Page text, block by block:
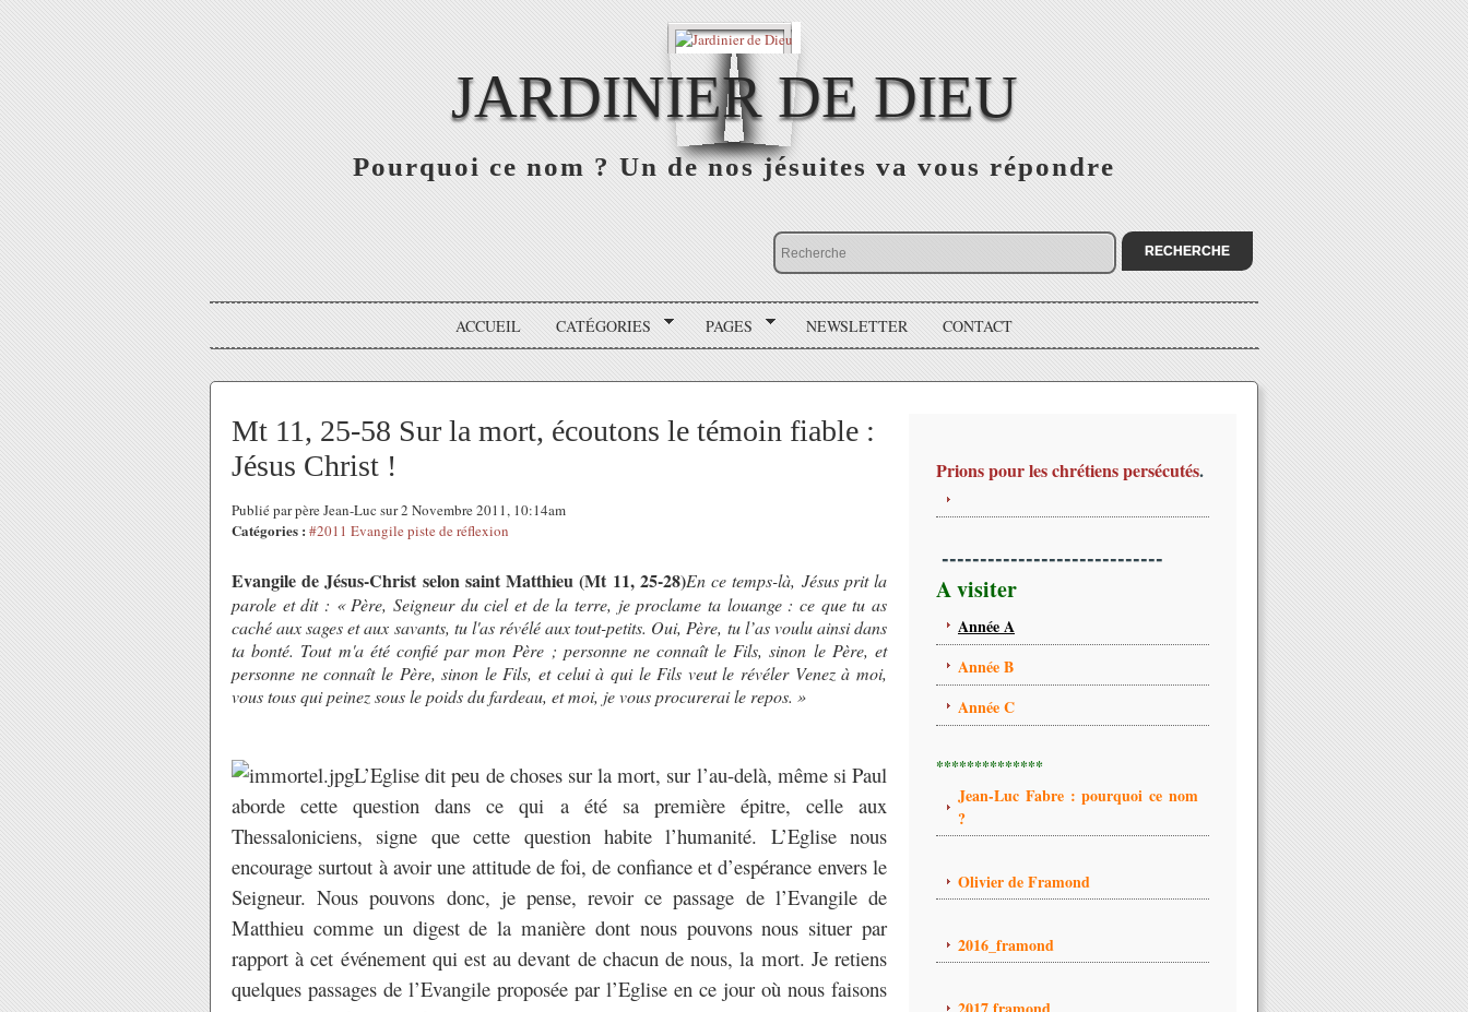
JARDINIER DE DIEU
Pourquoi ce nom ? Un de nos jésuites va vous répondre
ACCUEIL CATÉGORIES PAGES NEWSLETTER CONTACT
Mt 11, 25-58 Sur la mort, écoutons le témoin fiable :
Jésus Christ !
Publié par père Jean-Luc sur 2 Novembre 2011, 10:14am
Catégories : #2011 Evangile piste de réflexion
Evangile de Jésus-Christ selon saint Matthieu (Mt 11, 25-28)En ce temps-là, Jésus prit la
parole et dit : « Père, Seigneur du ciel et de la terre, je proclame ta louange : ce que tu as
caché aux sages et aux savants, tu l'as révélé aux tout-petits. Oui, Père, tu l’as voulu ainsi dans
ta bonté. Tout m'a été confié par mon Père ; personne ne connaît le Fils, sinon le Père, et
personne ne connaît le Père, sinon le Fils, et celui à qui le Fils veut le révéler Venez à moi,
vous tous qui peinez sous le poids du fardeau, et moi, je vous procurerai le repos. »
L’Eglise dit peu de choses sur la mort, sur l’au-delà, même si Paul
aborde cette question dans ce qui a été sa première épitre, celle aux
Thessaloniciens, signe que cette question habite l’humanité. L’Eglise nous
encourage surtout à avoir une attitude de foi, de confiance et d’espérance envers le
Seigneur. Nous pouvons donc, je pense, revoir ce passage de l’Evangile de
Matthieu comme un digest de la manière dont nous pouvons nous situer par
rapport à cet événement qui est au devant de chacun de nous, la mort. Je retiens
quelques passages de l’Evangile proposée par l’Eglise en ce jour où nous faisons
Prions pour les chrétiens persécutés.
-----------------------------
A visiter
Année A
Année B
Année C
**************
Jean-Luc Fabre : pourquoi ce nom
?
Olivier de Framond
2016_framond